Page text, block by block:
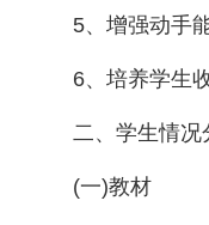
5、增强动手
6、培养学生
二、学生情况
(一)教材